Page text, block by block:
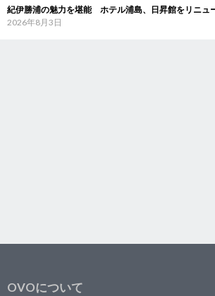
紀伊勝浦の魅力を堪能 ホテル浦島、日昇館をリニュ
2026年8月3日
OVOについて